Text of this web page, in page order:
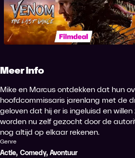
Venom: the Last Dance
Meer info
Mike en Marcus ontdekken dat hun
hoofdcommissaris jarenlang met de
geloven dat hij er is ingeluisd en
worden nu zelf gezocht door de
nog altijd op elkaar rekenen.
Genre
Actie, Comedy, Avontuur